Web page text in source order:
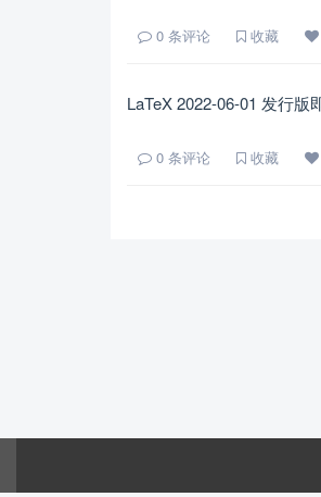
0 条评论 收藏
LaTeX 2022-06-01 发行版
0 条评论 收藏